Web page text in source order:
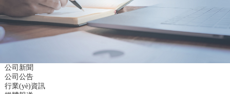
公司新聞
公司公告
行業(yè)資訊